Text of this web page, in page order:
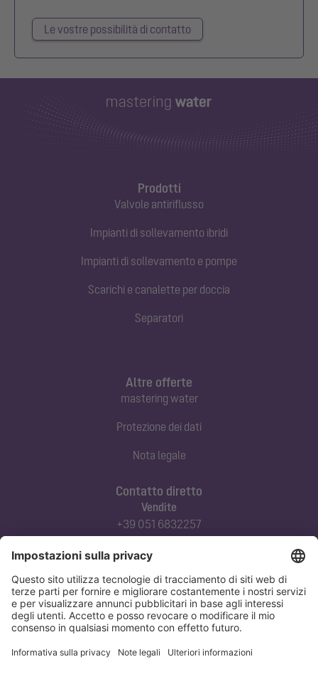
Le vostre possibilità di contatto
Prodotti
Valvole antiriflusso
Impianti di sollevamento ibridi
Impianti di sollevamento e pompe
Scarichi e canalette per doccia
Separatori
Contatto diretto
Vendite
+39 051 6832257
+39 342-8970379
assistenza@kessel-italia.it
Altre offerte
mastering water
Protezione dei dati
Nota legale